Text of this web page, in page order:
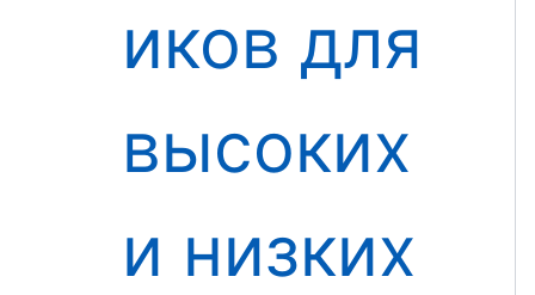
иков для
высоких
и низких